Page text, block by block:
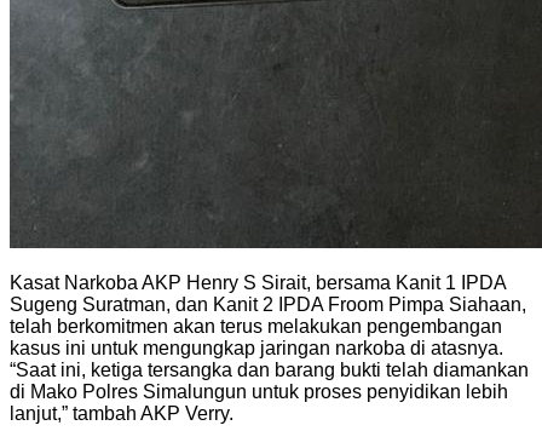
Kasat Narkoba AKP Henry S Sirait, bersama Kanit 1 IPDA
Sugeng Suratman, dan Kanit 2 IPDA Froom Pimpa Siahaan,
telah berkomitmen akan terus melakukan pengembangan
kasus ini untuk mengungkap jaringan narkoba di atasnya.
“Saat ini, ketiga tersangka dan barang bukti telah diamankan
di Mako Polres Simalungun untuk proses penyidikan lebih
lanjut,” tambah AKP Verry.